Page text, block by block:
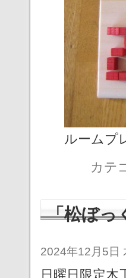
ルームプ
カテ
「松ぼっ
2024年12月5日
日曜日限定木